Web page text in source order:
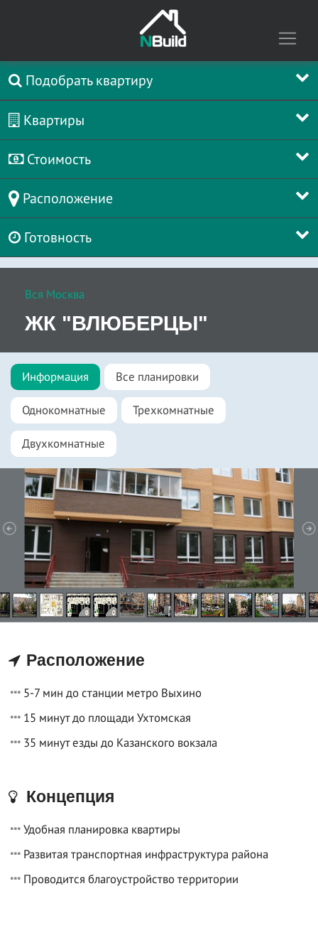
Подобрать квартиру
Квартиры
Стоимость
Расположение
Готовность
Вся Москва
ЖК "ВЛЮБЕРЦЫ"
Информация Все планировки
Однокомнатные Трехкомнатные
Двухкомнатные
Расположение
5-7 мин до станции метро Выхино
15 минут до площади Ухтомская
35 минут езды до Казанского вокзала
Концепция
Удобная планировка квартиры
Развитая транспортная инфраструктура района
Проводится благоустройство территории